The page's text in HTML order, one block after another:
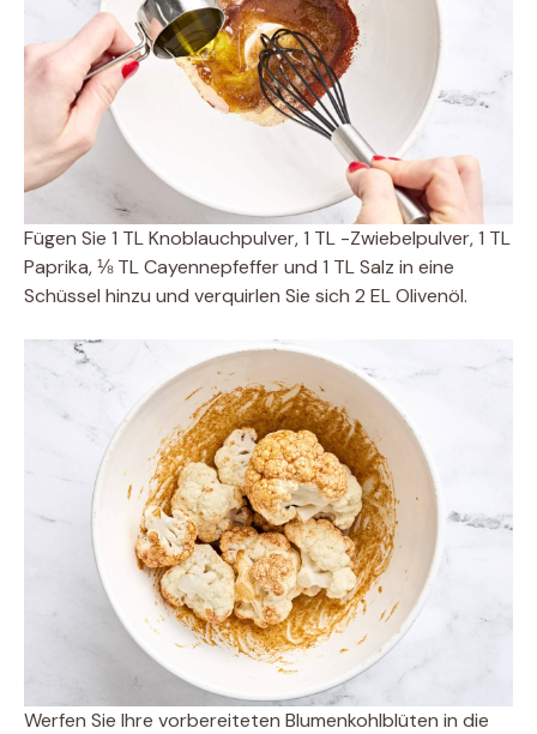
Fügen Sie 1 TL Knoblauchpulver, 1 TL -Zwiebelpulver, 1 TL
Paprika, ⅛ TL Cayennepfeffer und 1 TL Salz in eine
Schüssel hinzu und verquirlen Sie sich 2 EL Olivenöl.
Werfen Sie Ihre vorbereiteten Blumenkohlblüten in die